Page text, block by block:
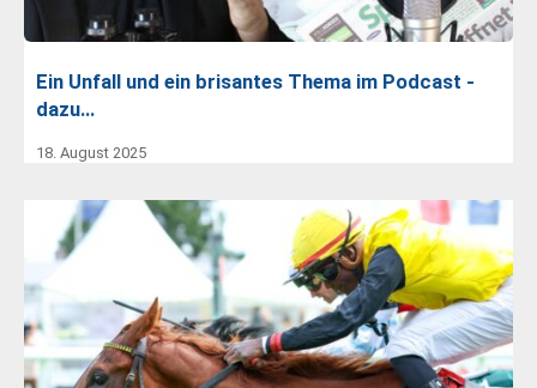
Ein Unfall und ein brisantes Thema im Podcast -
dazu…
18. August 2025